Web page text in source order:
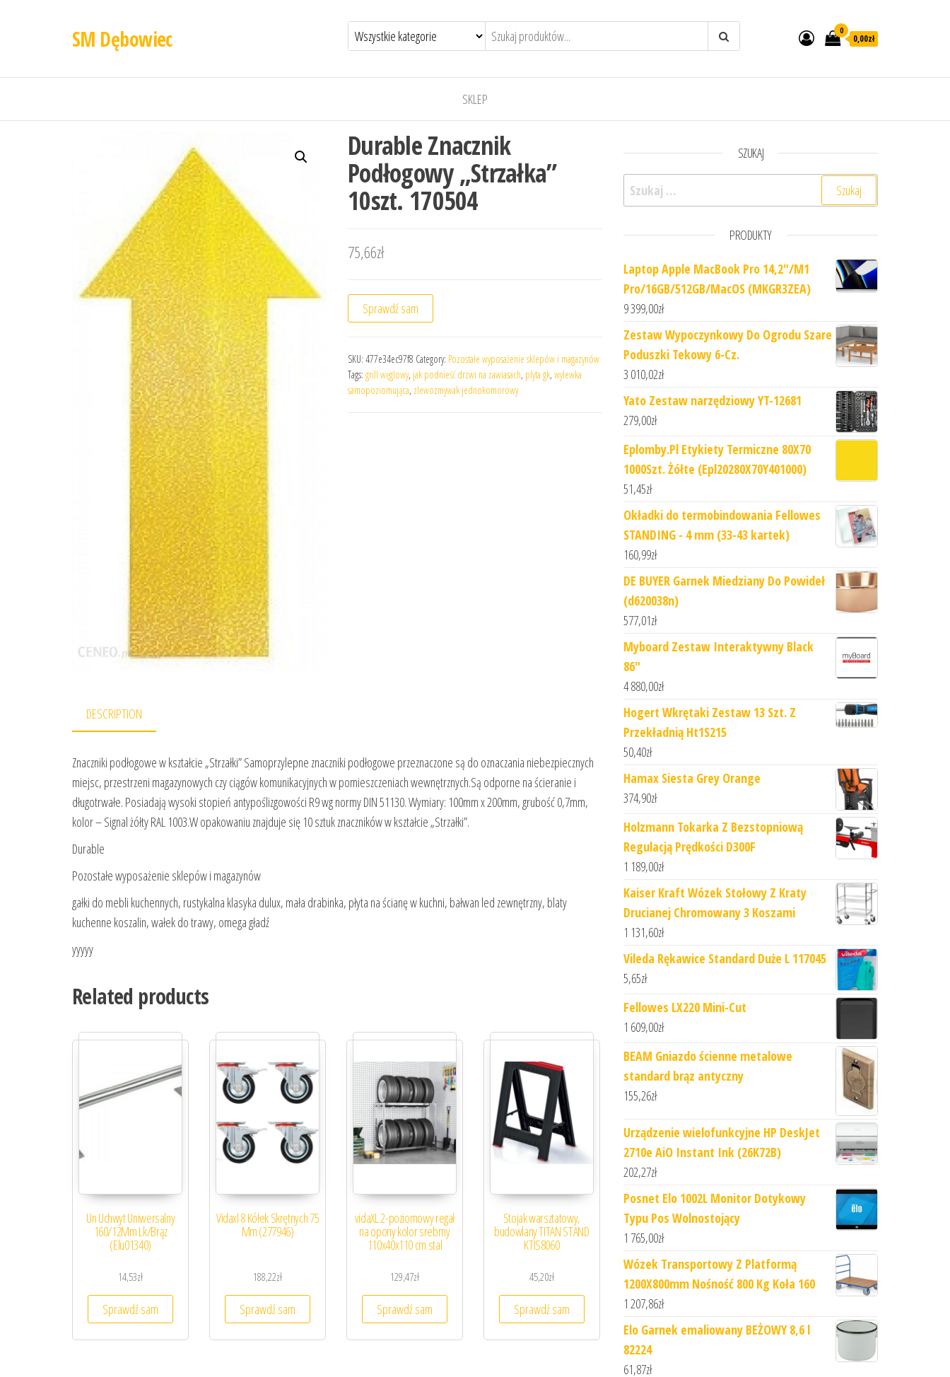
SM Dębowiec 0
0,00zł
SKLEP
Durable Znacznik
Podłogowy „Strzałka”
10szt. 170504
75,66zł
Sprawdź sam
SKU: 477e34ec97f8 Category: Pozostałe wyposażenie sklepów i magazynów
Tags: grill węglowy, jak podnieść drzwi na zawiasach, plyta gk, wylewka
samopoziomująca, zlewozmywak jednokomorowy
DESCRIPTION
Znaczniki podłogowe w kształcie „Strzałki” Samoprzylepne znaczniki podłogowe przeznaczone są do oznaczania niebezpiecznych
miejsc, przestrzeni magazynowych czy ciągów komunikacyjnych w pomieszczeniach wewnętrznych.Są odporne na ścieranie i
długotrwałe. Posiadają wysoki stopień antypoślizgowości R9 wg normy DIN 51130. Wymiary: 100mm x 200mm, grubość 0,7mm,
kolor – Signal żółty RAL 1003.W opakowaniu znajduje się 10 sztuk znaczników w kształcie „Strzałki”.
Durable
Pozostałe wyposażenie sklepów i magazynów
gałki do mebli kuchennych, rustykalna klasyka dulux, mała drabinka, płyta na ścianę w kuchni, bałwan led zewnętrzny, blaty
kuchenne koszalin, wałek do trawy, omega gładź
yyyyy
Related products
Un Uchwyt Uniwersalny
160/12Mm Lk/Brąz
(Elu01340)
14,53zł
Sprawdź sam
Vidaxl 8 Kółek Skrętnych 75
Mm (277946)
188,22zł
Sprawdź sam
vidaXL 2-poziomowy regał
na opony kolor srebrny
110x40x110 cm stal
129,47zł
Sprawdź sam
Stojak warsztatowy,
budowlany TITAN STAND
KTIS8060
45,20zł
Sprawdź sam
SZUKAJ
Szukaj:
PRODUKTY
Laptop Apple MacBook Pro 14,2"/M1
Pro/16GB/512GB/MacOS (MKGR3ZEA)
9 399,00zł
Zestaw Wypoczynkowy Do Ogrodu Szare
Poduszki Tekowy 6-Cz.
3 010,02zł
Yato Zestaw narzędziowy YT-12681
279,00zł
Eplomby.Pl Etykiety Termiczne 80X70
1000Szt. Żółte (Epl20280X70Y401000)
51,45zł
Okładki do termobindowania Fellowes
STANDING - 4 mm (33-43 kartek)
160,99zł
DE BUYER Garnek Miedziany Do Powideł
(d620038n)
577,01zł
Myboard Zestaw Interaktywny Black
86"
4 880,00zł
Hogert Wkrętaki Zestaw 13 Szt. Z
Przekładnią Ht1S215
50,40zł
Hamax Siesta Grey Orange
374,90zł
Holzmann Tokarka Z Bezstopniową
Regulacją Prędkości D300F
1 189,00zł
Kaiser Kraft Wózek Stołowy Z Kraty
Drucianej Chromowany 3 Koszami
1 131,60zł
Vileda Rękawice Standard Duże L 117045
5,65zł
Fellowes LX220 Mini-Cut
1 609,00zł
BEAM Gniazdo ścienne metalowe
standard brąz antyczny
155,26zł
Urządzenie wielofunkcyjne HP DeskJet
2710e AiO Instant Ink (26K72B)
202,27zł
Posnet Elo 1002L Monitor Dotykowy
Typu Pos Wolnostojący
1 765,00zł
Wózek Transportowy Z Platformą
1200X800mm Nośność 800 Kg Koła 160
1 207,86zł
Elo Garnek emaliowany BEŻOWY 8,6 l
82224
61,87zł